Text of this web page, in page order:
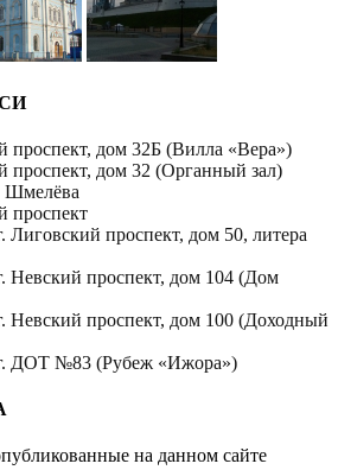
проспект, дом 32Б (Вилла «Вера»)
проспект, дом 32 (Органный зал)
проспект
Лиговский проспект, дом 50, литера
Невский проспект, дом 104 (Дом
Невский проспект, дом 100 (Доходный
ДОТ №83 (Рубеж «Ижора»)
на данном сайте